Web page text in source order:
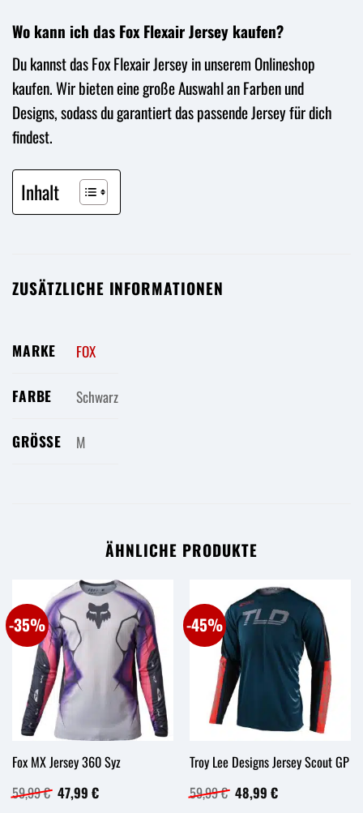
Wo kann ich das Fox Flexair Jersey kaufen?
Du kannst das Fox Flexair Jersey in unserem Onlineshop
kaufen. Wir bieten eine große Auswahl an Farben und
Designs, sodass du garantiert das passende Jersey für dich
findest.
Inhalt
ZUSÄTZLICHE INFORMATIONEN
MARKE FOX
FARBE Schwarz
GRÖSSE M
ÄHNLICHE PRODUKTE
-35%
Fox MX Jersey 360 Syz
59,99€ Ursprünglicher
Preis
47,99 €Aktueller
Preis
-45%
Troy Lee Designs Jersey Scout GP
59,99€ Ursprünglicher
Preis
48,99 €Aktueller
Preis